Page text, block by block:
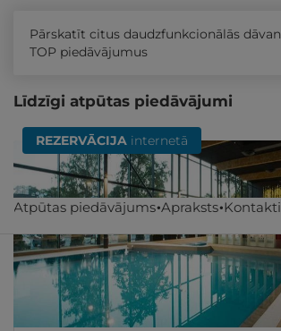
Atpūtas piedāvājums Apraksts Kontakti
Pārskatīt citus daudzfunkcionālās
TOP piedāvājumus
Līdzīgi atpūtas piedāvājumi
REZERVĀCIJA internetā